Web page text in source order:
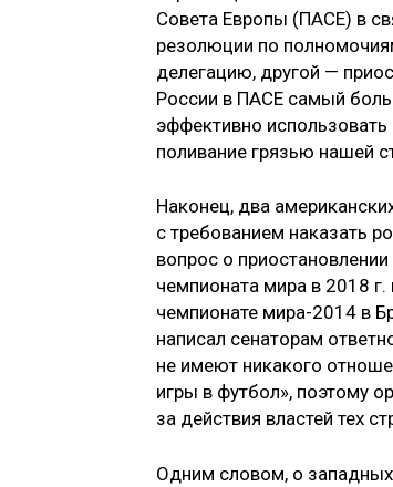
Совета Европы (ПАСЕ) в
резолюции по
делегацию, другой —
России в ПАСЕ самый
эффективно
поливание грязью нашей
Наконец, два
с требованием наказать
вопрос о
чемпионата мира в 2018
чемпионате мира-2014 в
написал сенаторам
не имеют никакого
игры в футбол», поэтому
за действия властей тех
Одним словом, о западных